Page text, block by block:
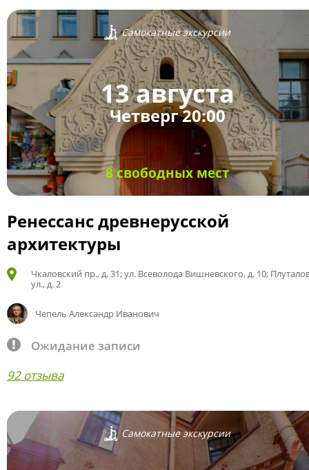
Самокатные экскурсии
13 августа
Четверг 20:00
8 свободных мест
Ренессанс древнерусской
архитектуры
Чкаловский пр., д. 31; ул. Всеволода Вишневского, д. 10;
ул., д. 2
Чепель Александр Иванович
Ожидание записи
92 отзыва
Самокатные экскурсии